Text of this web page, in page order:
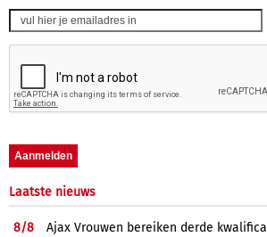
Laatste nieuws
8/8
Ajax Vrouwen bereiken derde